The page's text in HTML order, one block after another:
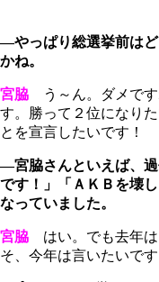
―やっぱり総選挙前は
かね。
宮脇 う～ん。ダメで
す。勝って２位になり
とを宣言したいです！
―宮脇さんといえば、
です！」「ＡＫＢを壊
なっていました。
宮脇
はい。でも去年
そ、今年は言いたいです